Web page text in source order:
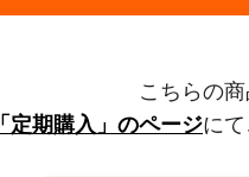
こちらの
「定期購入」のページに